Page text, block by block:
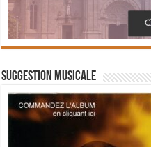
Suggestion musicale